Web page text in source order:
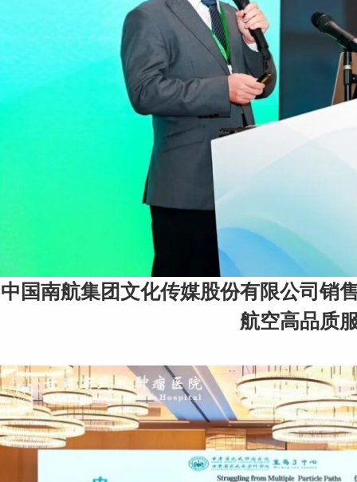
中国南航集团文化传媒股份有限公司销
航空高品质